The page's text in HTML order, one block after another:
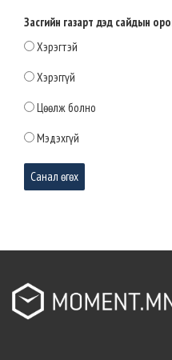
Засгийн газарт дэд сайдын
Хэрэгтэй
Хэрэггүй
Цөөлж болно
Мэдэхгүй